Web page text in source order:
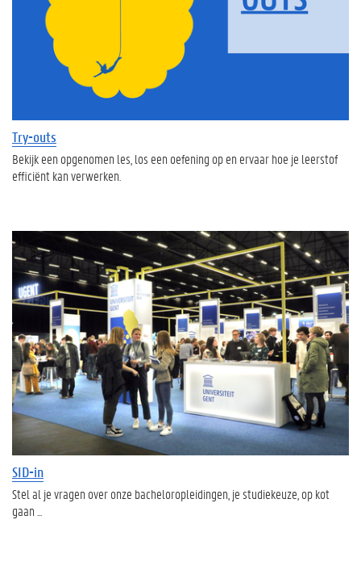
Try-outs
Bekijk een opgenomen les, los een oefening op en ervaar hoe je leerstof
efficiënt kan verwerken.
SID-in
Stel al je vragen over onze bacheloropleidingen, je studiekeuze, op kot
gaan ...